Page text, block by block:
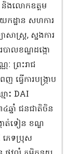
ងលោកឧត្តម
កដ្ឋាន​ សហការ
ាស្ត្រ, ស្នងការ
បាលខណ្ឌដង្កោ
ព្រះរាជ
ធ្វើការបង្ក្រាប
ះ DAI
នាំ ជនជាតិចិន
ាត់ទៀន ខណ្ឌ
ភេទប្រុស